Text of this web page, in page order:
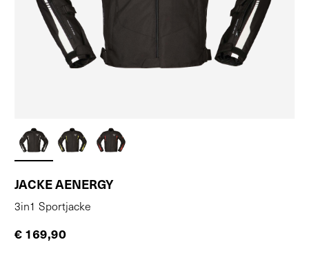
JACKE AENERGY
3in1 Sportjacke
€ 169,90